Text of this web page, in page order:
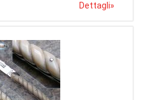
Dettagli»